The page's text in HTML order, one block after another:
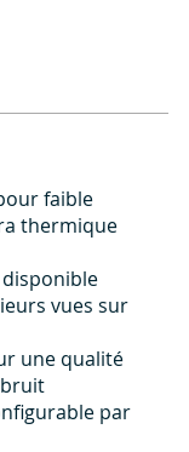
faible
thermique
disponible
vues sur
une qualité
par